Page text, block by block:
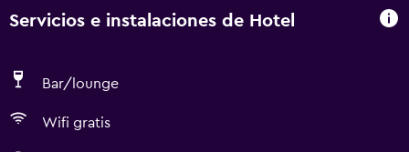
Servicios e instalaciones de Hotel
Bar/lounge
Wifi gratis